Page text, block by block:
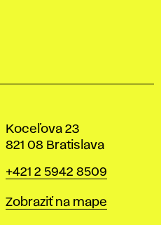
Koceľova 23
821 08 Bratislava
Telefón
+421 2 5942 8509
Mapa
Zobraziť na mape